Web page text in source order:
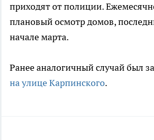
приходят от полиции.
плановый осмотр домов,
начале марта.
Ранее аналогичный случай был
на улице Карпинского.